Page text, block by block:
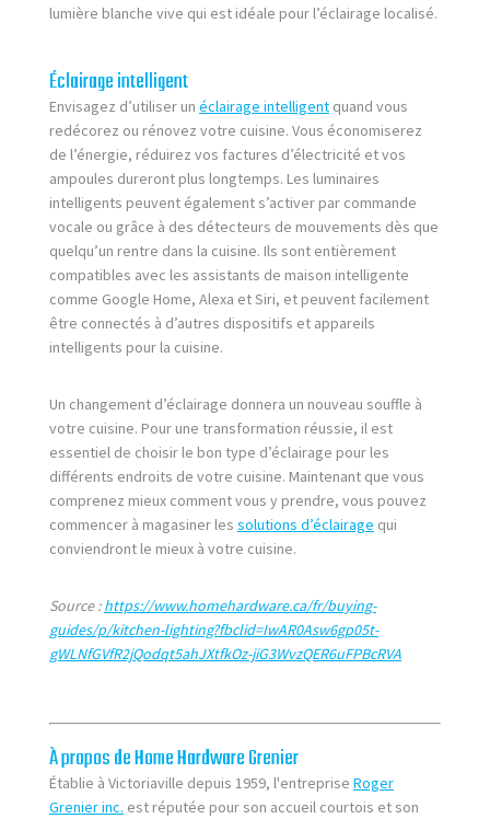
lumière blanche vive qui est idéale pour l’éclairage localisé.
Éclairage intelligent
Envisagez d’utiliser un éclairage intelligent quand vous
redécorez ou rénovez votre cuisine. Vous économiserez
de l’énergie, réduirez vos factures d’électricité et vos
ampoules dureront plus longtemps. Les luminaires
intelligents peuvent également s’activer par commande
vocale ou grâce à des détecteurs de mouvements dès que
quelqu’un rentre dans la cuisine. Ils sont entièrement
compatibles avec les assistants de maison intelligente
comme Google Home, Alexa et Siri, et peuvent facilement
être connectés à d’autres dispositifs et appareils
intelligents pour la cuisine.
Un changement d’éclairage donnera un nouveau souffle à
votre cuisine. Pour une transformation réussie, il est
essentiel de choisir le bon type d’éclairage pour les
différents endroits de votre cuisine. Maintenant que vous
comprenez mieux comment vous y prendre, vous pouvez
commencer à magasiner les solutions d’éclairage qui
conviendront le mieux à votre cuisine.
Source :https://www.homehardware.ca/fr/buying-
guides/p/kitchen-lighting?fbclid=IwAR0Asw6gp05t-
gWLNfGVfR2jQodqt5ahJXtfkOz-jiG3WvzQER6uFPBcRVA
À propos de Home Hardware Grenier
Établie à Victoriaville depuis 1959, l'entreprise Roger
Grenier inc. est réputée pour son accueil courtois et son